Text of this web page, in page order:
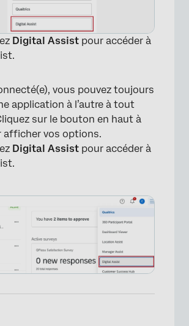
×
Digital Assist pour accéder à
vous pouvez toujours
application à l’autre à tout
sur le bouton en haut à
afficher vos options.
Digital Assist pour accéder à